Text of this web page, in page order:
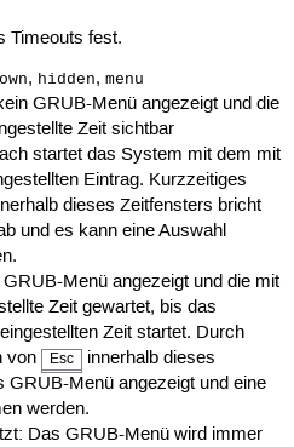
Timeouts fest.
, hidden,menu
GRUB-Menü angezeigt und die
Zeit sichtbar
startet das System mit dem mit
Eintrag. Kurzzeitiges
dieses Zeitfensters bricht
und es kann eine Auswahl
Menü angezeigt und die mit
Zeit gewartet, bis das
Zeit startet. Durch
von
Esc
innerhalb dieses
GRUB-Menü angezeigt und eine
werden.
Das GRUB-Menü wird immer